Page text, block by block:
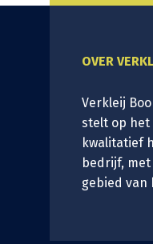
OVER
Verkleij
stelt op het
kwalitatief
bedrijf,
gebied van